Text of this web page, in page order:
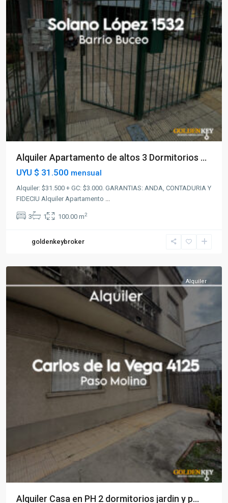
Alquiler Apartamento de altos 3 Dormitorios ...
UYU $ 31.500 mensual
Alquiler: $31.500 + GC: $3.000. GARANTIAS: ANDA, CONTADURIA Y
FIDECIU Alquiler Apartamento ...
3 1 100.00 m2
goldenkeybroker
Alquiler
Alquiler Casa en PH 2 dormitorios jardin y p...